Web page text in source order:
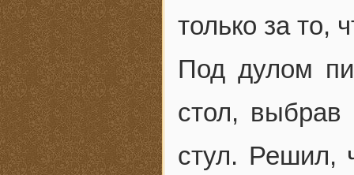
только за то,
Под дулом
стол,
стул. Решил,